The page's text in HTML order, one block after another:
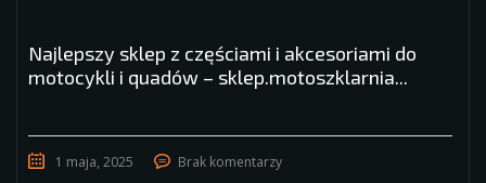
Najlepszy sklep z częściami i akcesoriami do
motocykli i quadów – sklep.motoszklarnia...
1 maja, 2025 Brak komentarzy